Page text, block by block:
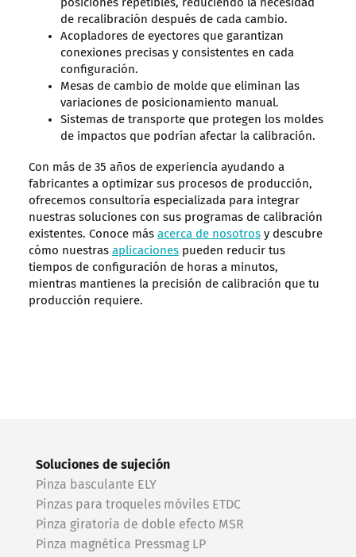
posiciones repetibles, reduciendo la necesidad
de recalibración después de cada cambio.
Acopladores de eyectores que garantizan
conexiones precisas y consistentes en cada
configuración.
Mesas de cambio de molde que eliminan las
variaciones de posicionamiento manual.
Sistemas de transporte que protegen los moldes
de impactos que podrían afectar la calibración.
Con más de 35 años de experiencia ayudando a
fabricantes a optimizar sus procesos de producción,
ofrecemos consultoría especializada para integrar
nuestras soluciones con sus programas de calibración
existentes. Conoce más acerca de nosotrosy descubre
cómo nuestras aplicacionespueden reducir tus
tiempos de configuración de horas a minutos,
mientras mantienes la precisión de calibración que tu
producción requiere.
Soluciones de sujeción
Pinza basculante ELY
Pinzas para troqueles móviles ETDC
Pinza giratoria de doble efecto MSR
Pinza magnética Pressmag LP